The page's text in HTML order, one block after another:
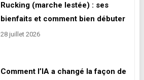
Rucking (marche lestée) : ses
bienfaits et comment bien débuter
28 juillet 2026
Comment l’IA a changé la façon de